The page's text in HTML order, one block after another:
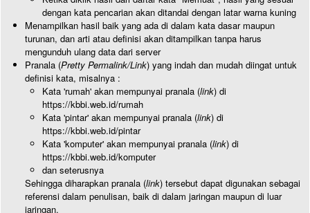
dengan kata pencarian akan ditandai dengan latar warna kuning
Menampilkan hasil baik yang ada di dalam kata dasar maupun
turunan, dan arti atau definisi akan ditampilkan tanpa harus
mengunduh ulang data dari server
Pranala (Pretty Permalink/Link) yang indah dan mudah diingat untuk
definisi kata, misalnya :
Kata 'rumah' akan mempunyai pranala (link) di
https://kbbi.web.id/rumah
Kata 'pintar' akan mempunyai pranala (link) di
https://kbbi.web.id/pintar
Kata 'komputer' akan mempunyai pranala (link) di
https://kbbi.web.id/komputer
dan seterusnya
Sehingga diharapkan pranala (link) tersebut dapat digunakan sebagai
referensi dalam penulisan, baik di dalam jaringan maupun di luar
jaringan.